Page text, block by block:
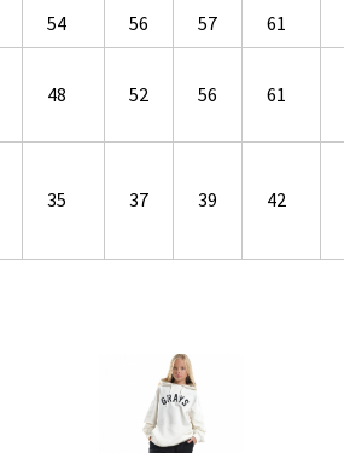
54 56 57 61
48 52 56 61
35 37 39 42